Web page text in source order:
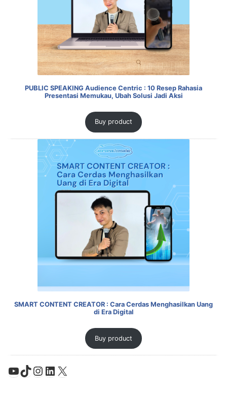
PUBLIC SPEAKING Audience Centric : 10 Resep Rahasia
Presentasi Memukau, Ubah Solusi Jadi Aksi
Buy product
SMART CONTENT CREATOR : Cara Cerdas Menghasilkan Uang
di Era Digital
Buy product
YouTube
TikTok
Instagram
LinkedIn
X